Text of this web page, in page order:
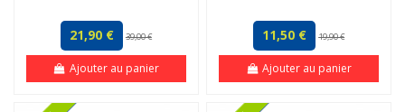
21,90 € 39,00 €
Ajouter au panier
11,50 € 19,90 €
Ajouter au panier